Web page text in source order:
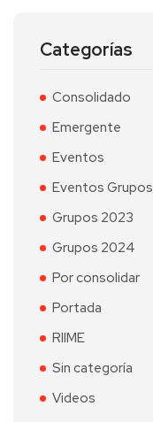
Categorías
Consolidado
Emergente
Eventos
Eventos Grupos
Grupos 2023
Grupos 2024
Por consolidar
Portada
RIIME
Sin categoría
Videos